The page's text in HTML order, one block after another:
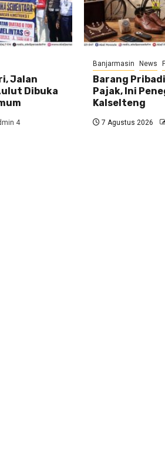
Jalan
Dibuka
4
Banjarmasin News
Barang
Pajak, Ini
Kalselteng
7 Agustus 2026